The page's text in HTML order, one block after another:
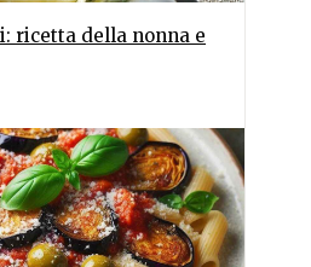
ricetta della nonna e